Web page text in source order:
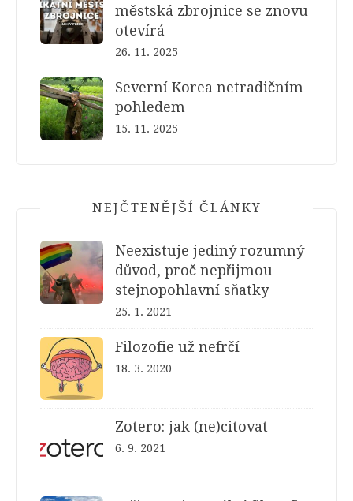
městská zbrojnice se znovu
otevírá
26. 11. 2025
Severní Korea netradičním
pohledem
15. 11. 2025
NEJČTENĚJŠÍ ČLÁNKY
Neexistuje jediný rozumný
důvod, proč nepřijmou
stejnopohlavní sňatky
25. 1. 2021
Filozofie už nefrčí
18. 3. 2020
Zotero: jak (ne)citovat
6. 9. 2021